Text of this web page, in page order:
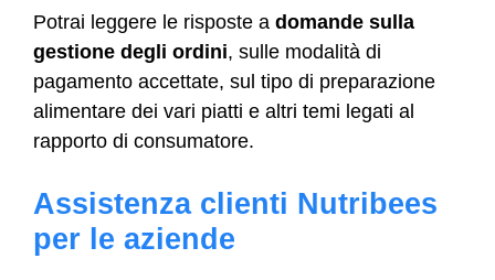
Potrai leggere le risposte a domande sulla
gestione degli ordini, sulle modalità di
pagamento accettate, sul tipo di preparazione
alimentare dei vari piatti e altri temi legati al
rapporto di consumatore.
Assistenza clienti Nutribees
per le aziende